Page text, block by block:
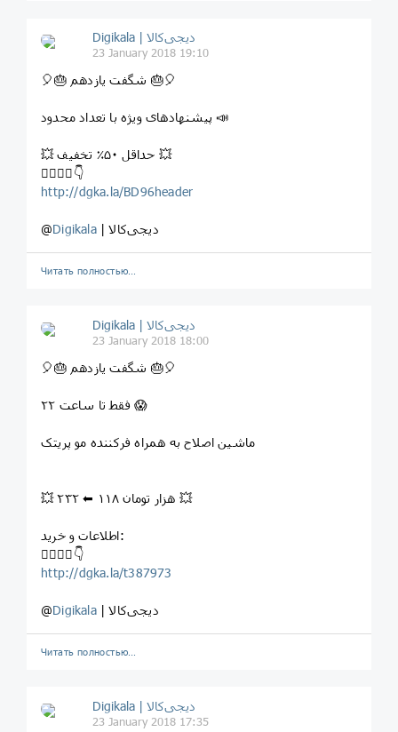
Digikala | دیجی‌کالا
23 January 2018 19:10
⁣🎈⁣🎂 شگفت یازدهم ⁣🎂🎈
⁣پیشنهادهای ویژه با تعداد محدود 📣
💥 حداقل ۵۰٪ تخفیف 💥
⁣👇🏻👇🏼👇
http://dgka.la/BD96header
@Digikala | دیجی‌کالا
Читать полностью…
Digikala | دیجی‌کالا
23 January 2018 18:00
⁣🎈⁣🎂 شگفت یازدهم ⁣🎂🎈
فقط تا ساعت ۲۲ 😱
⁣ماشين اصلاح به همراه فرکننده مو پريتک
💥 ۲۳۲ ⬅ ۱۱۸ هزار تومان 💥
اطلاعات و خرید:
⁣👇🏻👇🏼👇
http://dgka.la/t387973
@Digikala | دیجی‌کالا
Читать полностью…
Digikala | دیجی‌کالا
23 January 2018 17:35